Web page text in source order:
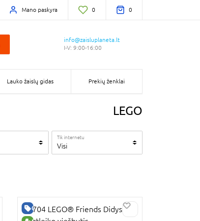
Mano paskyra 0 0
info@zaisluplaneta.lt
I-V: 9:00-16:00
Lauko žaislų gidas Prekių ženklai
LEGO
Tik internetu
Visi
GERA KAINA
42704 LEGO® Friends Didysis